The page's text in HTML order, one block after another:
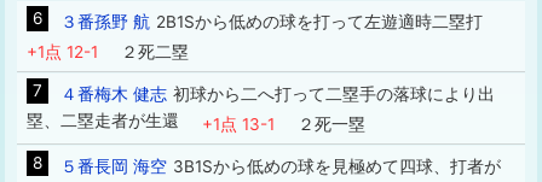
6 ３番孫野 航 2B1Sから低めの球を打って左遊適時二塁打
+1点 12-1
２死二塁
7
４番梅木 健志 初球から二へ打って二塁手の落球により出
塁、二塁走者が生還 +1点 13-1
２死一塁
8
５番長岡 海空 3B1Sから低めの球を見極めて四球、打者が